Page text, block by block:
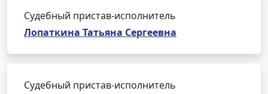
Судебный пристав-исполнитель
Лопаткина Татьяна Сергеевна
Судебный пристав-исполнитель